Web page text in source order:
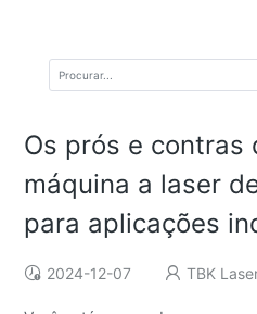
Os prós e contras
máquina a laser
para aplicações
2024-12-07 TBK